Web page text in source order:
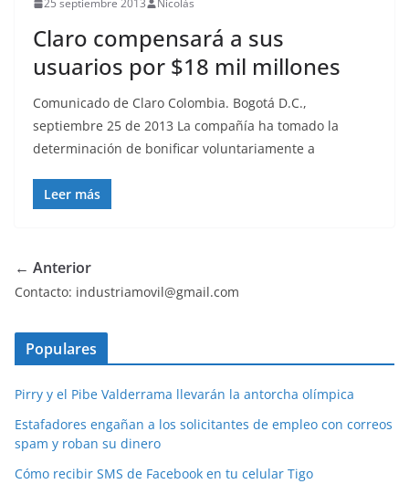
25 septiembre 2013 Nicolás
Claro compensará a sus
usuarios por $18 mil millones
Comunicado de Claro Colombia. Bogotá D.C.,
septiembre 25 de 2013 La compañía ha tomado la
determinación de bonificar voluntariamente a
Leer más
← Anterior
Contacto: industriamovil@gmail.com
Populares
Pirry y el Pibe Valderrama llevarán la antorcha olímpica
Estafadores engañan a los solicitantes de empleo con correos
spam y roban su dinero
Cómo recibir SMS de Facebook en tu celular Tigo